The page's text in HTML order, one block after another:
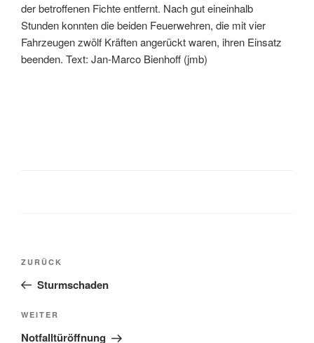
der betroffenen Fichte entfernt. Nach gut eineinhalb
Stunden konnten die beiden Feuerwehren, die mit vier
Fahrzeugen zwölf Kräften angerückt waren, ihren Einsatz
beenden. Text: Jan-Marco Bienhoff (jmb)
ZURÜCK
Sturmschaden
WEITER
Notfalltüröffnung